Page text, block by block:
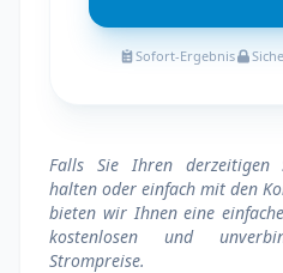
Sofort-Ergebnis
Falls Sie Ihren
halten oder einfach mit den
bieten wir Ihnen eine
kostenlosen und
Strompreise.